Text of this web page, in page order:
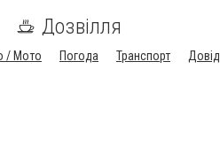
Дозвілля
/ Мото Погода Транспорт